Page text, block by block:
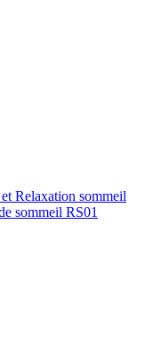
Relaxation sommeil
sommeil RS01